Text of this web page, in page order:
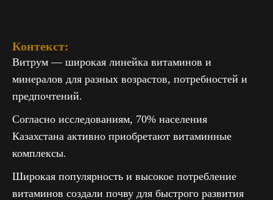
Контекст:
Витрум — широкая линейка витаминов и
минералов для разных возрастов, потребностей и
предпочтений.
Согласно исследованиям, 70% населения
Казахстана активно приобретают витаминные
комплексы.
Широкая популярность и высокое потребление
витаминов создали почву для быстрого развития